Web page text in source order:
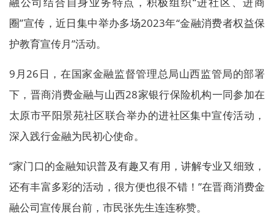
圈”宣传，近日集中举办多场2023年“金融消费者权益保
护教育宣传月”活动。
9月26日，在国家金融监督管理总局山西监管局的部署
下，晋商消费金融与山西28家银行保险机构一同参加在
太原市平阳景苑社区联合举办的进社区集中宣传活动，
深入践行金融为民初心使命。
“家门口的金融知识普及有趣又有用，讲解专业又细致，
还有丰富多彩的活动，很方便也很不错！”在晋商消费金
融公司宣传展台前，市民张先生连连称赞。